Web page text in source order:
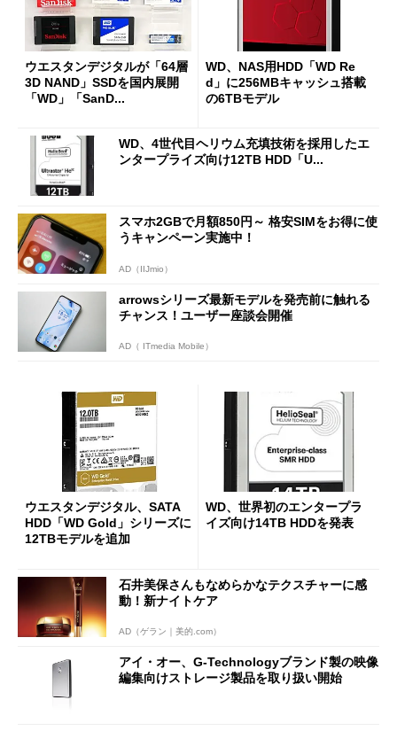
ウエスタンデジタルが「64層
3D NAND」SSDを国内展開
「WD」「SanD...
WD、NAS用HDD「WD Re
d」に256MBキャッシュ搭載
の6TBモデル
WD、4世代目ヘリウム充填技術を採用したエ
ンタープライズ向け12TB HDD「U...
スマホ2GBで月額850円～ 格安SIMをお得に使
うキャンペーン実施中！
AD（IIJmio）
arrowsシリーズ最新モデルを発売前に触れる
チャンス！ユーザー座談会開催
AD（ ITmedia Mobile）
ウエスタンデジタル、SATA
HDD「WD Gold」シリーズに
12TBモデルを追加
WD、世界初のエンタープラ
イズ向け14TB HDDを発表
石井美保さんもなめらかなテクスチャーに感
動！新ナイトケア
AD（ゲラン｜美的.com）
アイ・オー、G-Technologyブランド製の映像
編集向けストレージ製品を取り扱い開始